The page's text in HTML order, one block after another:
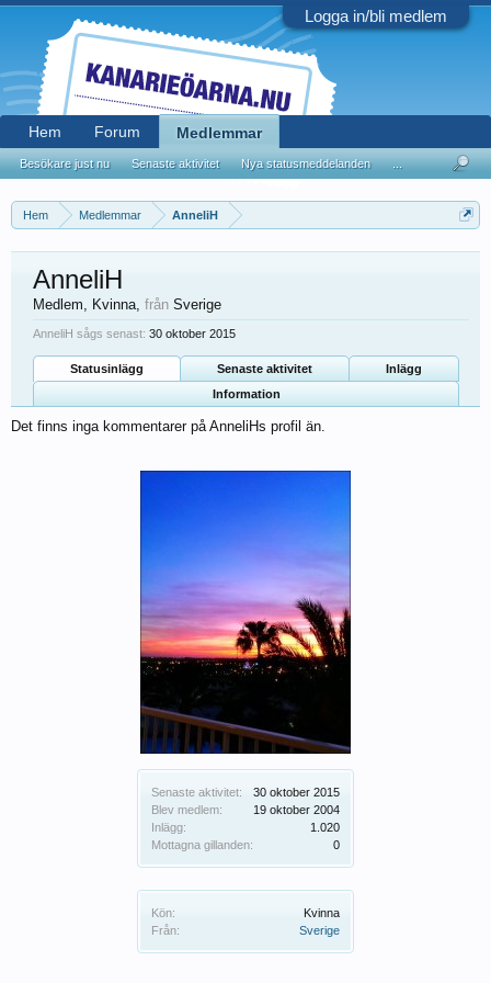
Logga in/bli medlem
Hem Medlemmar AnneliH
Senaste aktivitet:
30 oktober 2015
Blev medlem:
19 oktober 2004
Inlägg:
1.020
Mottagna gillanden:
0
Kön:
Kvinna
Från:
Sverige
AnneliH
Medlem, Kvinna, från Sverige
AnneliH sågs senast: 30 oktober 2015
Statusinlägg Senaste aktivitet
Inlägg
Information
Det finns inga kommentarer på AnneliHs profil än.
Hem Forum Medlemmar
Besökare just nu Senaste aktivitet Nya statusmeddelanden ...